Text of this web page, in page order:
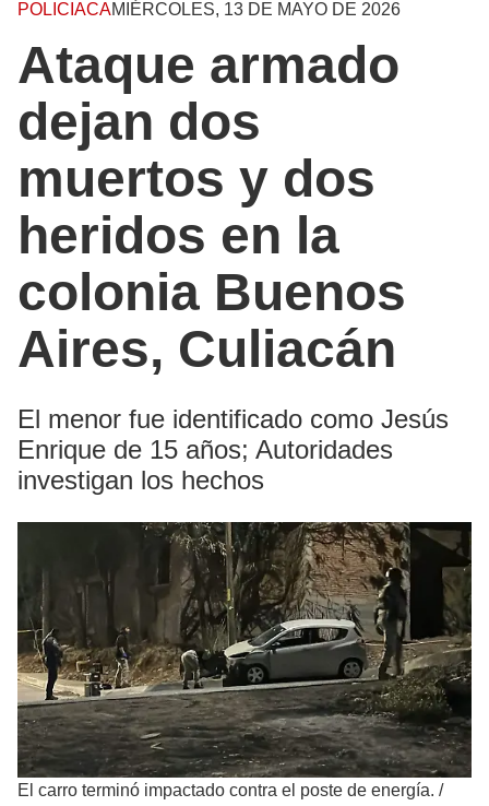
POLICIACAMIÉRCOLES, 13 DE MAYO DE 2026
Ataque armado
dejan dos
muertos y dos
heridos en la
colonia Buenos
Aires, Culiacán
El menor fue identificado como Jesús
Enrique de 15 años; Autoridades
investigan los hechos
El carro terminó impactado contra el poste de energía. /